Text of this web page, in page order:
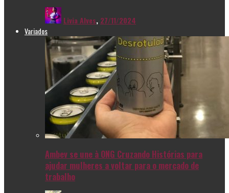
Livia Alves, 27/11/2024
Variados
Ambev se une à ONG Cruzando Histórias para
ajudar mulheres a voltar para o mercado de
trabalho